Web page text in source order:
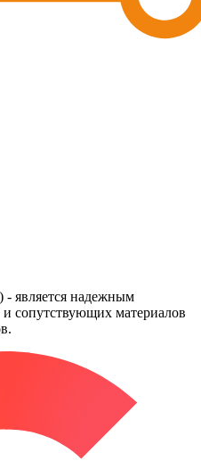
является надежным
сопутствующих материалов